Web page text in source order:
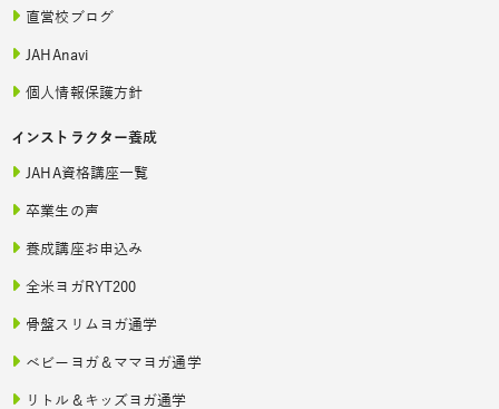
直営校ブログ
JAHAnavi
個人情報保護方針
インストラクター養成
JAHA資格講座一覧
卒業生の声
養成講座お申込み
全米ヨガRYT200
骨盤スリムヨガ通学
ベビーヨガ＆ママヨガ通学
リトル＆キッズヨガ通学